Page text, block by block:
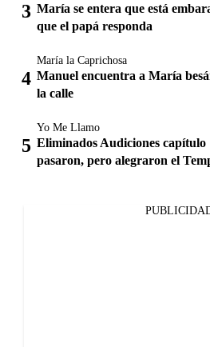
María se entera que está
que el papá responda
María la Caprichosa
Manuel encuentra a María
la calle
Yo Me Llamo
Eliminados Audiciones capítulo
pasaron, pero alegraron el